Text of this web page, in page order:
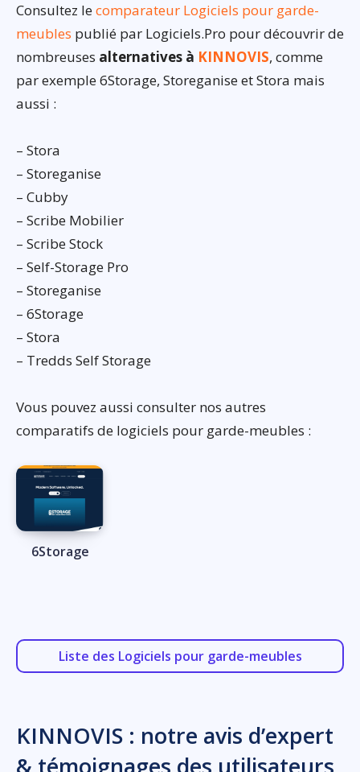
Consultez lecomparateur Logiciels pour garde-
meubles publié par Logiciels.Pro pour découvrir de
nombreuses alternatives à KINNOVIS, comme
par exemple 6Storage, Storeganise et Stora mais
aussi :
– Stora
– Storeganise
– Cubby
– Scribe Mobilier
– Scribe Stock
– Self-Storage Pro
– Storeganise
– 6Storage
– Stora
– Tredds Self Storage
Vous pouvez aussi consulter nos autres
comparatifs de logiciels pour garde-meubles :
6Storage
Liste des Logiciels pour garde-meubles
KINNOVIS : notre avis d’expert